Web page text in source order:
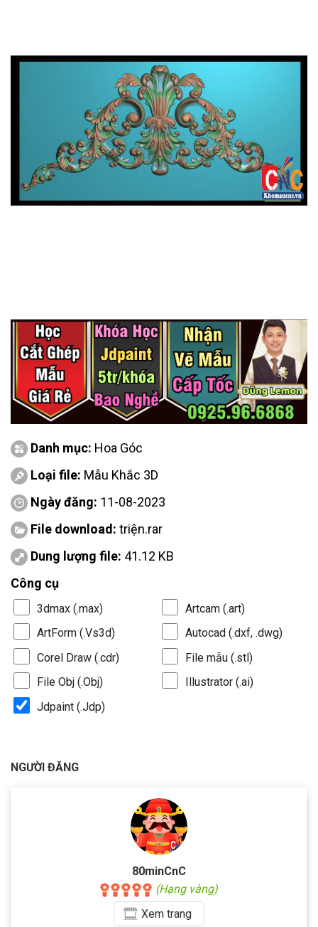
Danh mục: Hoa Góc
Loại file: Mẫu Khắc 3D
Ngày đăng: 11-08-2023
File download: triện.rar
Dung lượng file: 41.12 KB
Công cụ
3dmax (.max)
Artcam (.art)
ArtForm (.Vs3d)
Autocad (.dxf, .dwg)
Corel Draw (.cdr)
File mẫu (.stl)
File Obj (.Obj)
Illustrator (.ai)
Jdpaint (.Jdp)
NGƯỜI ĐĂNG
80minCnC
(Hạng vàng)
Xemtrang